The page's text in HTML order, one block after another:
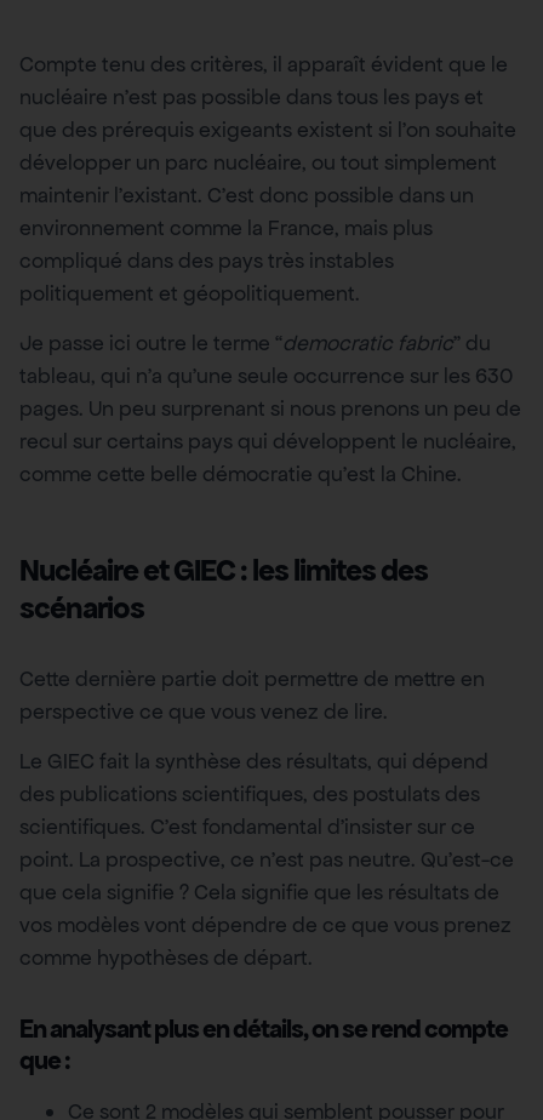
Compte tenu des critères, il apparaît évident que le
nucléaire n’est pas possible dans tous les pays et
que des prérequis exigeants existent si l’on souhaite
développer un parc nucléaire, ou tout simplement
maintenir l’existant. C’est donc possible dans un
environnement comme la France, mais plus
compliqué dans des pays très instables
politiquement et géopolitiquement.
Je passe ici outre le terme “democratic fabric” du
tableau, qui n’a qu’une seule occurrence sur les 630
pages. Un peu surprenant si nous prenons un peu de
recul sur certains pays qui développent le nucléaire,
comme cette belle démocratie qu’est la Chine.
Nucléaire et GIEC : les limites des
scénarios
Cette dernière partie doit permettre de mettre en
perspective ce que vous venez de lire.
Le GIEC fait la synthèse des résultats, qui dépend
des publications scientifiques, des postulats des
scientifiques. C’est fondamental d’insister sur ce
point. La prospective, ce n’est pas neutre. Qu’est-ce
que cela signifie ? Cela signifie que les résultats de
vos modèles vont dépendre de ce que vous prenez
comme hypothèses de départ.
En analysant plus en détails, on se rend compte
que:
Ce sont 2 modèles qui semblent pousser pour